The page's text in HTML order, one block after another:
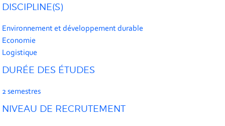
DISCIPLINE(S)
Environnement et développement durable
Economie
Logistique
DURÉE DES ÉTUDES
2 semestres
NIVEAU DE RECRUTEMENT